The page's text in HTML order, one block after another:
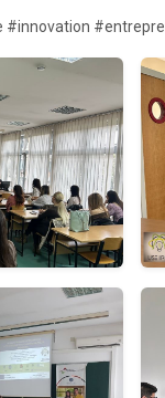
#innovation